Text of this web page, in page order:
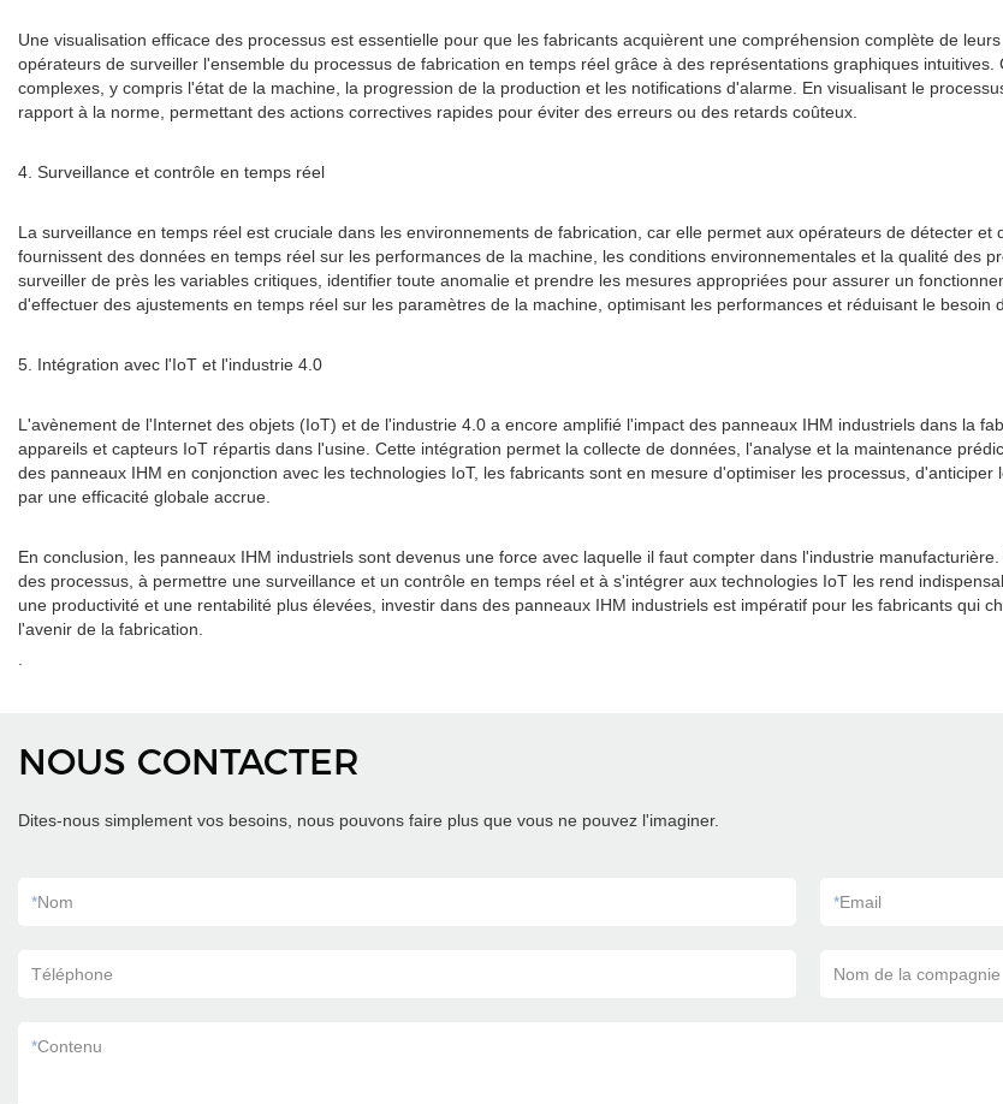
Une visualisation efficace des processus est essentielle pour que les fabricants acquièrent une compréhension complète de
opérateurs de surveiller l'ensemble du processus de fabrication en temps réel grâce à des représentations graphiques
complexes, y compris l'état de la machine, la progression de la production et les notifications d'alarme. En visualisant le
rapport à la norme, permettant des actions correctives rapides pour éviter des erreurs ou des retards coûteux.
4. Surveillance et contrôle en temps réel
La surveillance en temps réel est cruciale dans les environnements de fabrication, car elle permet aux opérateurs de détecter
fournissent des données en temps réel sur les performances de la machine, les conditions environnementales et la qualité des
surveiller de près les variables critiques, identifier toute anomalie et prendre les mesures appropriées pour assurer un
d'effectuer des ajustements en temps réel sur les paramètres de la machine, optimisant les performances et réduisant le besoin
5. Intégration avec l'IoT et l'industrie 4.0
L'avènement de l'Internet des objets (IoT) et de l'industrie 4.0 a encore amplifié l'impact des panneaux IHM industriels dans la
appareils et capteurs IoT répartis dans l'usine. Cette intégration permet la collecte de données, l'analyse et la maintenance
des panneaux IHM en conjonction avec les technologies IoT, les fabricants sont en mesure d'optimiser les processus,
par une efficacité globale accrue.
En conclusion, les panneaux IHM industriels sont devenus une force avec laquelle il faut compter dans l'industrie
des processus, à permettre une surveillance et un contrôle en temps réel et à s'intégrer aux technologies IoT les rend
une productivité et une rentabilité plus élevées, investir dans des panneaux IHM industriels est impératif pour les fabricants qui
l'avenir de la fabrication.
.
NOUS CONTACTER
Dites-nous simplement vos besoins, nous pouvons faire plus que vous ne pouvez l'imaginer.
*Nom *Email
Téléphone Nom de la compagnie
*Contenu